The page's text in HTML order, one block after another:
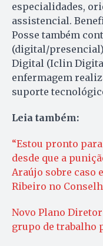
especialidades,
assistencial.
Posse também
(digital/
Digital (Iclin
enfermagem
suporte
Leia também:
“Estou pronto
desde que a
Araújo sobre caso
Ribeiro no
Novo Plano
grupo de trabalho